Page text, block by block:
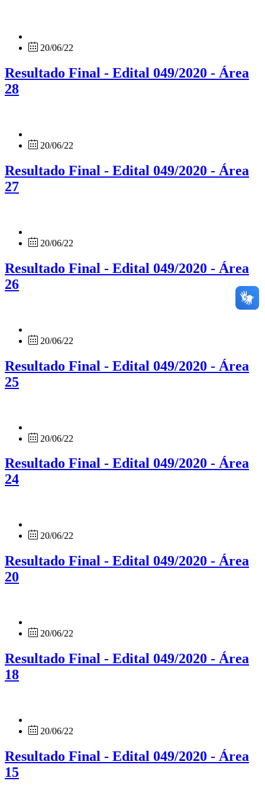
20/06/22
Resultado Final - Edital 049/2020 - Área
28
20/06/22
Resultado Final - Edital 049/2020 - Área
27
20/06/22
Resultado Final - Edital 049/2020 - Área
26
20/06/22
Resultado Final - Edital 049/2020 - Área
25
20/06/22
Resultado Final - Edital 049/2020 - Área
24
20/06/22
Resultado Final - Edital 049/2020 - Área
20
20/06/22
Resultado Final - Edital 049/2020 - Área
18
20/06/22
Resultado Final - Edital 049/2020 - Área
15